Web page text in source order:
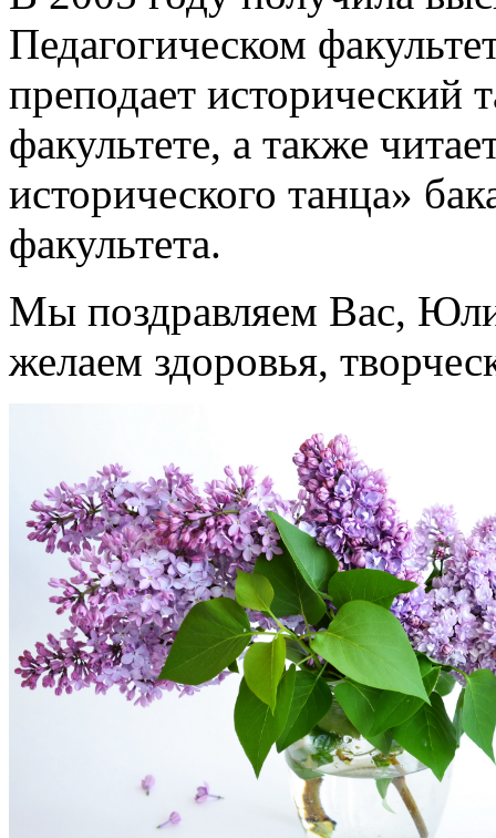
Педагогическом
преподает исторический
факультете, а также
исторического танца»
факультета.
Мы поздравляем Вас,
желаем здоровья,